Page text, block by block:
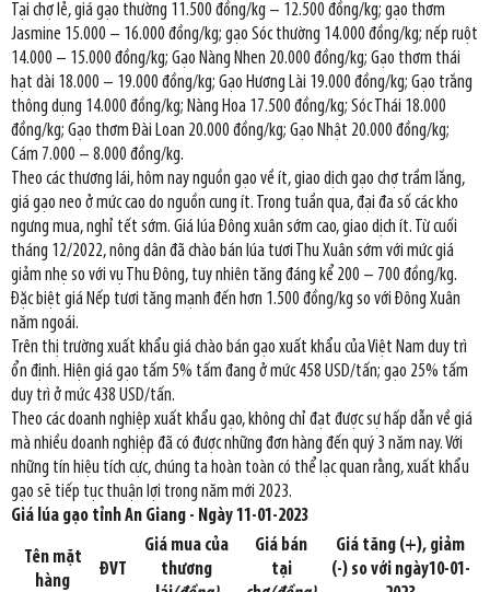
Tại chợ lẻ, giá gạo thường 11.500 đồng/kg – 12.500 đồng/kg; gạo thơm
Jasmine 15.000 – 16.000 đồng/kg; gạo Sóc thường 14.000 đồng/kg; nếp ruột
14.000 – 15.000 đồng/kg; Gạo Nàng Nhen 20.000 đồng/kg; Gạo thơm thái
hạt dài 18.000 – 19.000 đồng/kg; Gạo Hương Lài 19.000 đồng/kg; Gạo trắng
thông dụng 14.000 đồng/kg; Nàng Hoa 17.500 đồng/kg; Sóc Thái 18.000
đồng/kg; Gạo thơm Đài Loan 20.000 đồng/kg; Gạo Nhật 20.000 đồng/kg;
Cám 7.000 – 8.000 đồng/kg.
Theo các thương lái, hôm nay nguồn gạo về ít, giao dịch gạo chợ trầm lắng,
giá gạo neo ở mức cao do nguồn cung ít. Trong tuần qua, đại đa số các kho
ngưng mua, nghỉ tết sớm. Giá lúa Đông xuân sớm cao, giao dịch ít. Từ cuối
tháng 12/2022, nông dân đã chào bán lúa tươi Thu Xuân sớm với mức giá
giảm nhẹ so với vụ Thu Đông, tuy nhiên tăng đáng kể 200 – 700 đồng/kg.
Đặc biệt giá Nếp tươi tăng mạnh đến hơn 1.500 đồng/kg so với Đông Xuân
năm ngoái.
Trên thị trường xuất khẩu giá chào bán gạo xuất khẩu của Việt Nam duy trì
ổn định. Hiện giá gạo tấm 5% tấm đang ở mức 458 USD/tấn; gạo 25% tấm
duy trì ở mức 438 USD/tấn.
Theo các doanh nghiệp xuất khẩu gạo, không chỉ đạt được sự hấp dẫn về giá
mà nhiều doanh nghiệp đã có được những đơn hàng đến quý 3 năm nay. Với
những tín hiệu tích cực, chúng ta hoàn toàn có thể lạc quan rằng, xuất khẩu
gạo sẽ tiếp tục thuận lợi trong năm mới 2023.
Giá lúa gạo tỉnh An Giang - Ngày 11-01-2023
Tên mặt
hàng
ĐVT
Giá mua của
thương
Giá bán
tại
Giá tăng (+), giảm
(-) so với ngày10-01-